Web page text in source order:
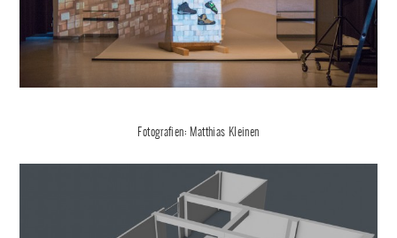
Fotografien: Matthias Kleinen